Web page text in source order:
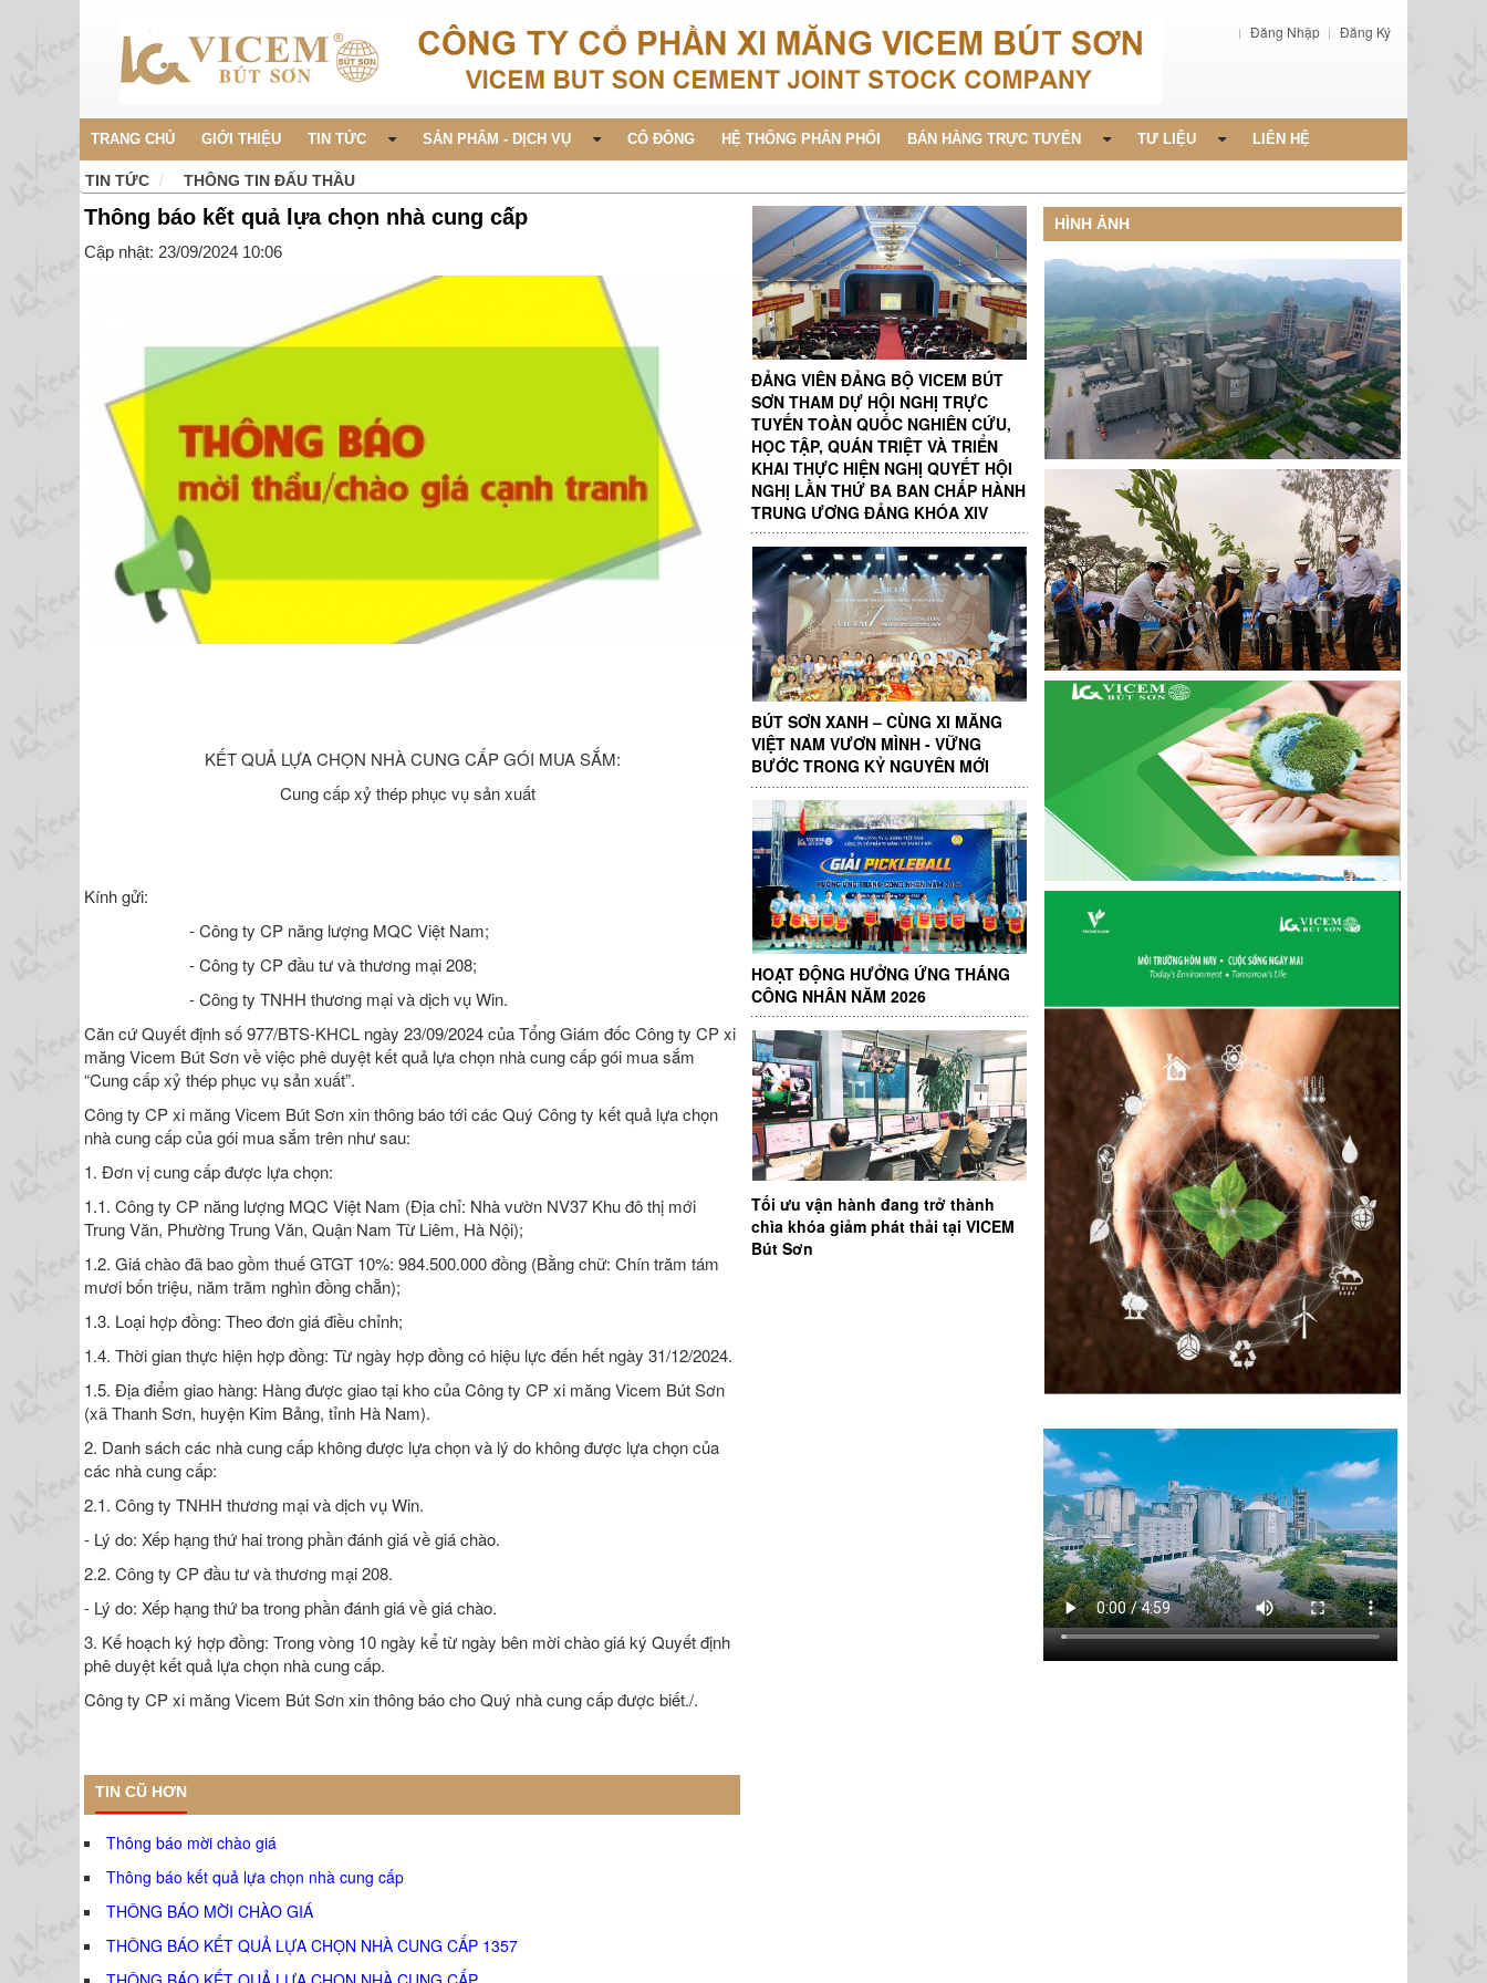
Đăng Nhập Đăng Ký
TRANG CHỦ GIỚI THIỆU TIN TỨC SẢN PHẨM - DỊCH VỤ CỔ ĐÔNG HỆ THỐNG PHÂN PHỐI BÁN HÀNG TRỰC TUYẾN TƯ LIỆU LIÊN HỆ
TIN TỨC THÔNG TIN ĐẤU THẦU
Thông báo kết quả lựa chọn nhà cung cấp
Cập nhật: 23/09/2024 10:06
KẾT QUẢ LỰA CHỌN NHÀ CUNG CẤP GÓI MUA SẮM:
Cung cấp xỷ thép phục vụ sản xuất
Kính gửi:
- Công ty CP năng lượng MQC Việt Nam;
- Công ty CP đầu tư và thương mại 208;
- Công ty TNHH thương mại và dịch vụ Win.
Căn cứ Quyết định số 977/BTS-KHCL ngày 23/09/2024 của Tổng Giám đốc Công ty CP xi
măng Vicem Bút Sơn về việc phê duyệt kết quả lựa chọn nhà cung cấp gói mua sắm
“Cung cấp xỷ thép phục vụ sản xuất”.
Công ty CP xi măng Vicem Bút Sơn xin thông báo tới các Quý Công ty kết quả lựa chọn
nhà cung cấp của gói mua sắm trên như sau:
1. Đơn vị cung cấp được lựa chọn:
1.1. Công ty CP năng lượng MQC Việt Nam (Địa chỉ: Nhà vườn NV37 Khu đô thị mới
Trung Văn, Phường Trung Văn, Quận Nam Từ Liêm, Hà Nội);
1.2. Giá chào đã bao gồm thuế GTGT 10%: 984.500.000 đồng (Bằng chữ: Chín trăm tám
mươi bốn triệu, năm trăm nghìn đồng chẵn);
1.3. Loại hợp đồng: Theo đơn giá điều chỉnh;
1.4. Thời gian thực hiện hợp đồng: Từ ngày hợp đồng có hiệu lực đến hết ngày 31/12/2024.
1.5. Địa điểm giao hàng: Hàng được giao tại kho của Công ty CP xi măng Vicem Bút Sơn
(xã Thanh Sơn, huyện Kim Bảng, tỉnh Hà Nam).
2. Danh sách các nhà cung cấp không được lựa chọn và lý do không được lựa chọn của
các nhà cung cấp:
2.1. Công ty TNHH thương mại và dịch vụ Win.
- Lý do: Xếp hạng thứ hai trong phần đánh giá về giá chào.
2.2. Công ty CP đầu tư và thương mại 208.
- Lý do: Xếp hạng thứ ba trong phần đánh giá về giá chào.
3. Kế hoạch ký hợp đồng: Trong vòng 10 ngày kể từ ngày bên mời chào giá ký Quyết định
phê duyệt kết quả lựa chọn nhà cung cấp.
Công ty CP xi măng Vicem Bút Sơn xin thông báo cho Quý nhà cung cấp được biết./.
TIN CŨ HƠN
Thông báo mời chào giá
Thông báo kết quả lựa chọn nhà cung cấp
THÔNG BÁO MỜI CHÀO GIÁ
THÔNG BÁO KẾT QUẢ LỰA CHỌN NHÀ CUNG CẤP 1357
ĐẢNG VIÊN ĐẢNG BỘ VICEM BÚT
SƠN THAM DỰ HỘI NGHỊ TRỰC
TUYẾN TOÀN QUỐC NGHIÊN CỨU,
HỌC TẬP, QUÁN TRIỆT VÀ TRIỂN
KHAI THỰC HIỆN NGHỊ QUYẾT HỘI
NGHỊ LẦN THỨ BA BAN CHẤP HÀNH
TRUNG ƯƠNG ĐẢNG KHÓA XIV
BÚT SƠN XANH – CÙNG XI MĂNG
VIỆT NAM VƯƠN MÌNH - VỮNG
BƯỚC TRONG KỶ NGUYÊN MỚI
HOẠT ĐỘNG HƯỞNG ỨNG THÁNG
CÔNG NHÂN NĂM 2026
Tối ưu vận hành đang trở thành
chìa khóa giảm phát thải tại VICEM
Bút Sơn
HÌNH ẢNH